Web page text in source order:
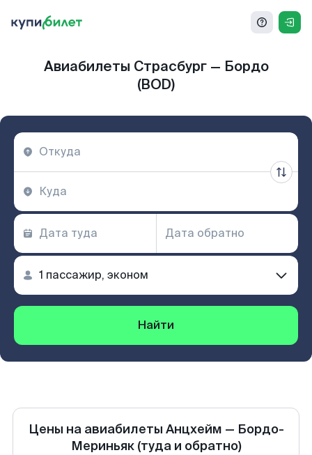
Авиабилеты Страсбург — Бордо
(BOD)
Найти
Цены на авиабилеты Анцхейм — Бордо-
Мериньяк (туда и обратно)